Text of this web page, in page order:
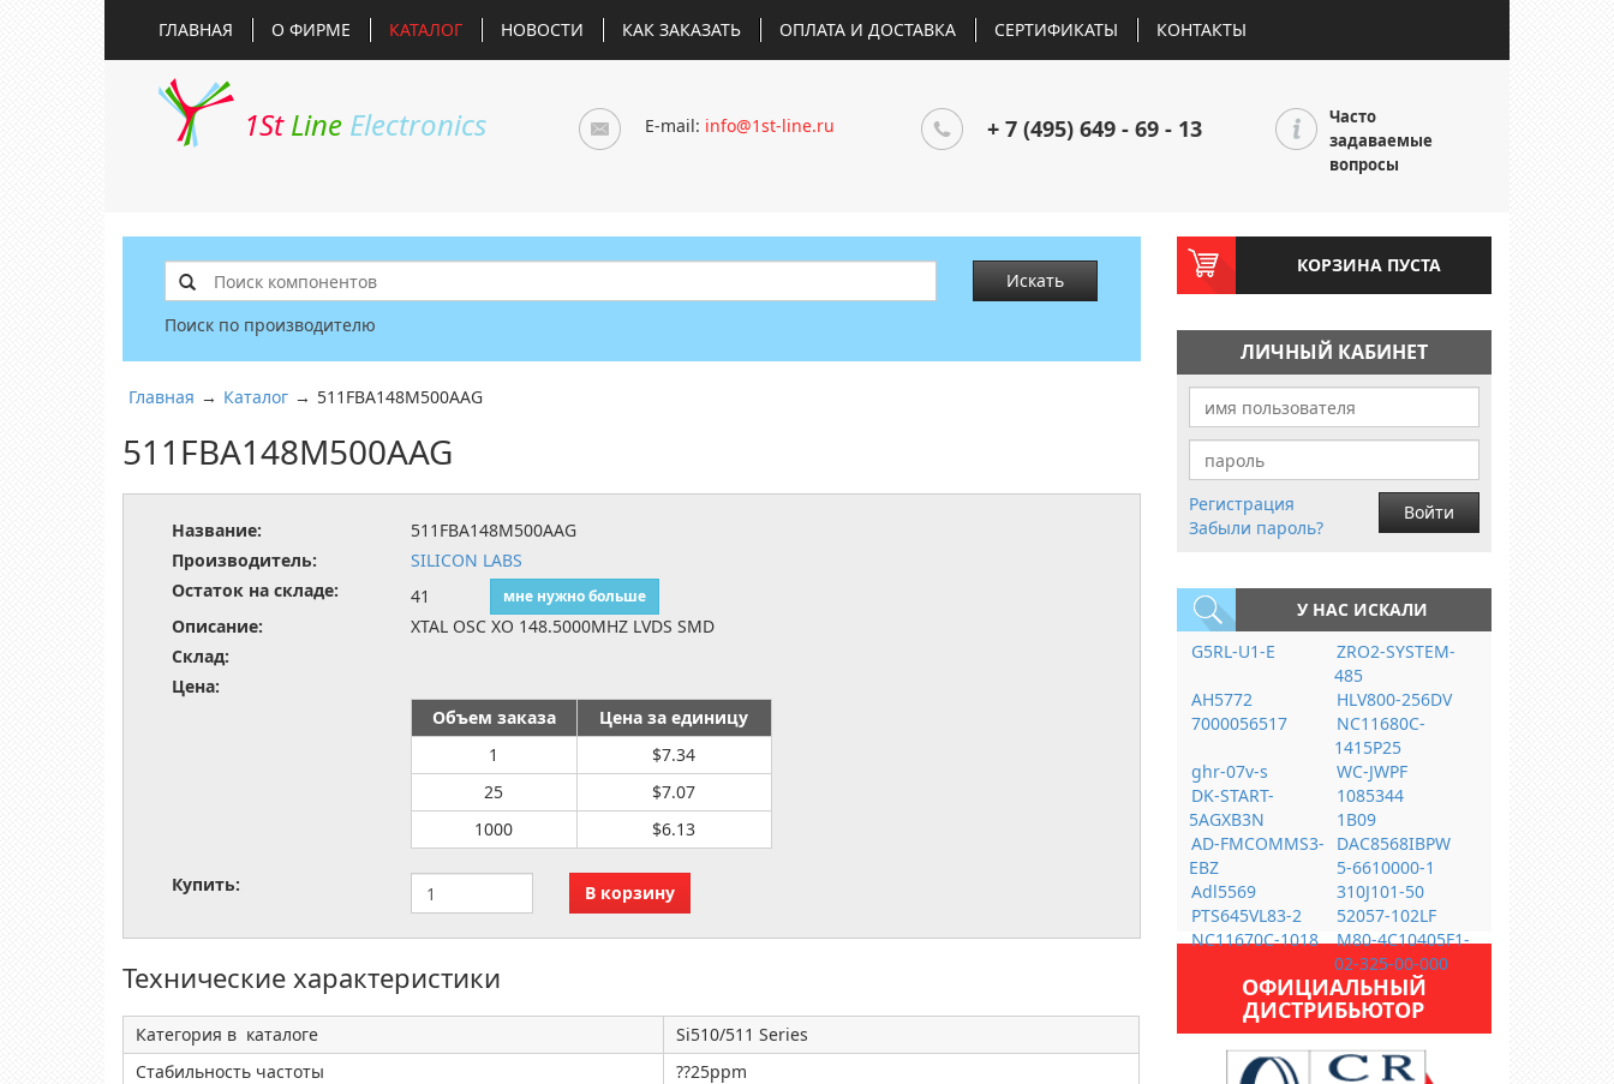
ГЛАВНАЯ О ФИРМЕ КАТАЛОГ НОВОСТИ КАК ЗАКАЗАТЬ ОПЛАТА И ДОСТАВКА СЕРТИФИКАТЫ КОНТАКТЫ
1St Line Electronics E-mail: info@1st-line.ru + 7 (495) 649 - 69 - 13
Часто
задаваемые
вопросы
Искать
Поиск по производителю
Главная → Каталог → 511FBA148M500AAG
511FBA148M500AAG
Название:
511FBA148M500AAG
Производитель:
SILICON LABS
Остаток на складе:
41 мне нужно больше
Описание:
XTAL OSC XO 148.5000MHZ LVDS SMD
Склад:
Цена:
Объем заказа
Цена за единицу
1
$7.34
25
$7.07
1000
$6.13
Купить:
Технические характеристики
Категория в каталоге
Si510/511 Series
Стабильность частоты
??25ppm
КОРЗИНА ПУСТА
ЛИЧНЫЙ КАБИНЕТ
Регистрация
Забыли пароль?
Войти
У НАС ИСКАЛИ
G5RL-U1-E
ZRO2-SYSTEM-
485
AH5772
HLV800-256DV
7000056517
NC11680C-
1415P25
ghr-07v-s
WC-JWPF
DK-START-
5AGXB3N
1085344
1B09
AD-FMCOMMS3-
EBZ
DAC8568IBPW
5-6610000-1
Adl5569
310J101-50
PTS645VL83-2
52057-102LF
NC11670C-1018
M80-4C10405F1-
02-325-00-000
ОФИЦИАЛЬНЫЙ
ДИСТРИБЬЮТОР